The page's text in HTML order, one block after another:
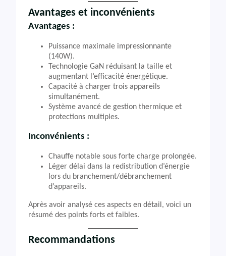
Avantages et inconvénients
Avantages :
Puissance maximale impressionnante
(140W).
Technologie GaN réduisant la taille et
augmentant l’efficacité énergétique.
Capacité à charger trois appareils
simultanément.
Système avancé de gestion thermique et
protections multiples.
Inconvénients :
Chauffe notable sous forte charge prolongée.
Léger délai dans la redistribution d’énergie
lors du branchement/débranchement
d’appareils.
Après avoir analysé ces aspects en détail, voici un
résumé des points forts et faibles.
Recommandations